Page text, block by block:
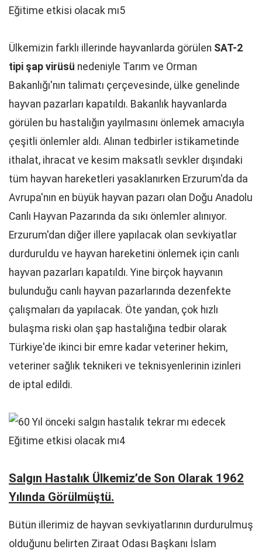
Ülkemizin farklı illerinde hayvanlarda görülen SAT-2
tipi şap virüsü nedeniyle Tarım ve Orman
Bakanlığı'nın talimatı çerçevesinde, ülke genelinde
hayvan pazarları kapatıldı. Bakanlık hayvanlarda
görülen bu hastalığın yayılmasını önlemek amacıyla
çeşitli önlemler aldı. Alınan tedbirler istikametinde
ithalat, ihracat ve kesim maksatlı sevkler dışındaki
tüm hayvan hareketleri yasaklanırken Erzurum'da da
Avrupa'nın en büyük hayvan pazarı olan Doğu Anadolu
Canlı Hayvan Pazarında da sıkı önlemler alınıyor.
Erzurum'dan diğer illere yapılacak olan sevkiyatlar
durduruldu ve hayvan hareketini önlemek için canlı
hayvan pazarları kapatıldı. Yine birçok hayvanın
bulunduğu canlı hayvan pazarlarında dezenfekte
çalışmaları da yapılacak. Öte yandan, çok hızlı
bulaşma riski olan şap hastalığına tedbir olarak
Türkiye'de ikinci bir emre kadar veteriner hekim,
veteriner sağlık teknikeri ve teknisyenlerinin izinleri
de iptal edildi.
Salgın Hastalık Ülkemiz’de Son Olarak 1962
Yılında Görülmüştü.
Bütün illerimiz de hayvan sevkiyatlarının durdurulmuş
olduğunu belirten Ziraat Odası Başkanı İslam